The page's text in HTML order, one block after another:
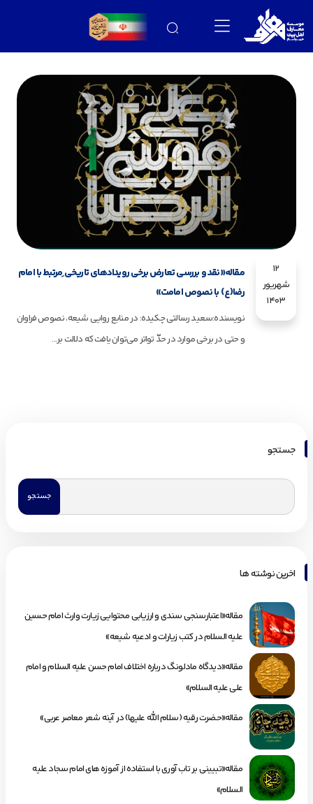
12
شهریور
1403
مقاله«نقد و بررسی تعارض برخی رویدادهای تاریخی ِمرتبط با امام
رضا(ع) با نصوص امامت»
نویسنده:سعید رسالتی چکیده: در منابع روایی شیعه، نصوص فراوان
و حتی در برخی موارد در حدّ تواتر می‌توان یافت که دلالت بر...
جستجو
اخرین نوشته ها
مقاله«اعتبارسنجی سندی و ارزیابی محتوایی زیارت وارث امام حسین
علیه السلام در کتب زیارات و ادعیه شیعه»
مقاله«دیدگاه مادلونگ درباره اختلاف امام حسن علیه السلام و امام
علی علیه السلام»
مقاله«حضرت رقیه (سلام الله علیها) در آینه شعر معاصر عربی»
مقاله«تبیینی بر تاب آوری با استفاده از آموزه های امام سجاد علیه
السلام»